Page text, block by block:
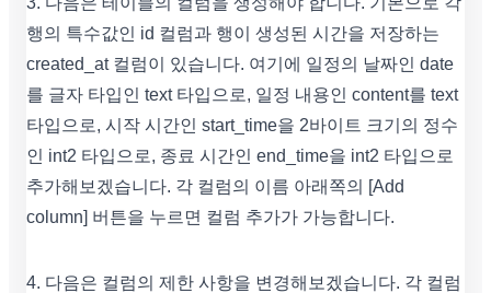
행의 특수값인 id 컬럼과 행이 생성된 시간을 저장하는
created_at 컬럼이 있습니다. 여기에 일정의 날짜인 date
를 글자 타입인 text 타입으로, 일정 내용인 content를 text
타입으로, 시작 시간인 start_time을 2바이트 크기의 정수
인 int2 타입으로, 종료 시간인 end_time을 int2 타입으로
추가해보겠습니다. 각 컬럼의 이름 아래쪽의 [Add
column] 버튼을 누르면 컬럼 추가가 가능합니다.
4. 다음은 컬럼의 제한 사항을 변경해보겠습니다. 각 컬럼